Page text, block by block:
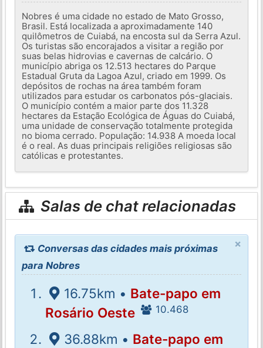
Nobres é uma cidade no estado de Mato Grosso,
Brasil. Está localizada a aproximadamente 140
quilômetros de Cuiabá, na encosta sul da Serra Azul.
Os turistas são encorajados a visitar a região por
suas belas hidrovias e cavernas de calcário. O
município abriga os 12.513 hectares do Parque
Estadual Gruta da Lagoa Azul, criado em 1999. Os
depósitos de rochas na área também foram
utilizados para estudar os carbonatos pós-glaciais.
O município contém a maior parte dos 11.328
hectares da Estação Ecológica de Águas do Cuiabá,
uma unidade de conservação totalmente protegida
no bioma cerrado. População: 14.938 A moeda local
é o real. As duas principais religiões religiosas são
católicas e protestantes.
Salas de chat relacionadas
×
Conversas das cidades mais próximas
para Nobres
16.75km • Bate-papo em
Rosário Oeste
10.468
36.88km • Bate-papo em